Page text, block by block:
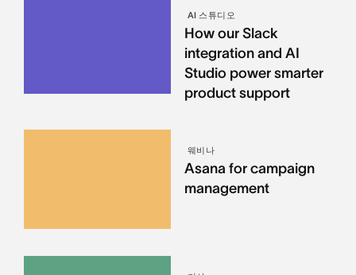
AI 스튜디오
How our Slack
integration and AI
Studio power smarter
product support
웨비나
Asana for campaign
management